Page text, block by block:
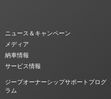
ニュース＆キャンペーン
メディア
納車情報
サービス情報
ジープオーナーシップサポートプログ
ラム